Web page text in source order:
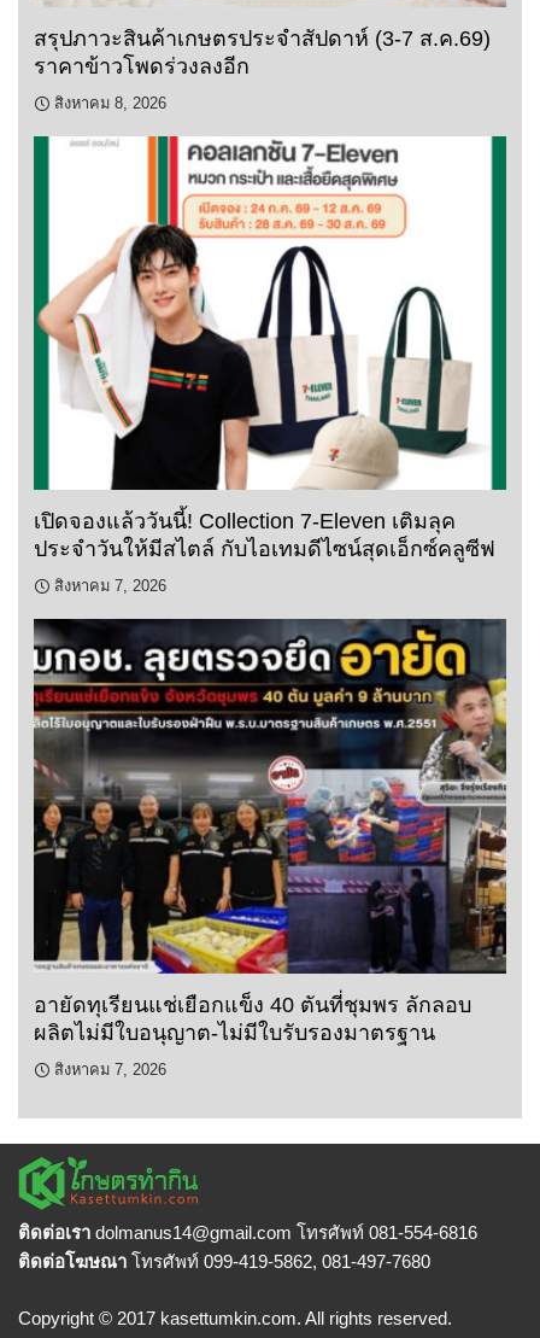
สรุปภาวะสินค้าเกษตรประจำสัปดาห์ (3-7 ส.ค.69)
ราคาข้าวโพดร่วงลงอีก
สิงหาคม 8, 2026
เปิดจองแล้ววันนี้! Collection 7-Eleven เติมลุค
ประจำวันให้มีสไตล์ กับไอเทมดีไซน์สุดเอ็กซ์คลูซีฟ
สิงหาคม 7, 2026
อายัดทุเรียนแช่เยือกแข็ง 40 ตันที่ชุมพร ลักลอบ
ผลิตไม่มีใบอนุญาต-ไม่มีใบรับรองมาตรฐาน
สิงหาคม 7, 2026
ติดต่อเรา dolmanus14@gmail.com โทรศัพท์ 081-554-6816
ติดต่อโฆษณา โทรศัพท์ 099-419-5862, 081-497-7680
Copyright © 2017 kasettumkin.com. All rights reserved.